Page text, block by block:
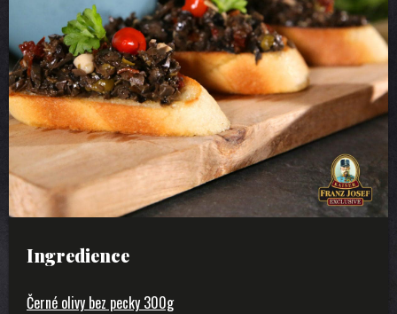
Ingredience
Černé olivy bez pecky 300g